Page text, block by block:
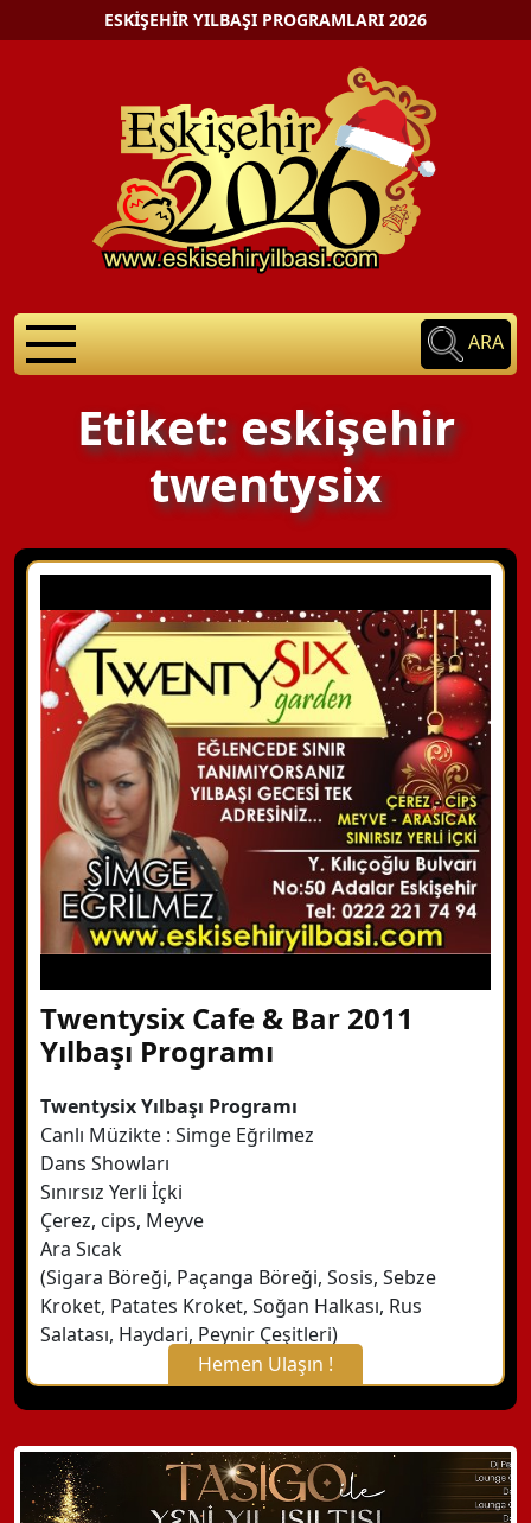
ESKIŞEHIR YILBAŞI PROGRAMLARI 2026
ARA
Etiket: eskişehir
twentysix
Twentysix Cafe & Bar 2011
Yılbaşı Programı
Twentysix Yılbaşı Programı
Canlı Müzikte : Simge Eğrilmez
Dans Showları
Sınırsız Yerli İçki
Çerez, cips, Meyve
Ara Sıcak
(Sigara Böreği, Paçanga Böreği, Sosis, Sebze
Kroket, Patates Kroket, Soğan Halkası, Rus
Salatası, Haydari, Peynir Çeşitleri)
Hemen Ulaşın !
X Kapat
WhatsApp ile Bilgi Alın